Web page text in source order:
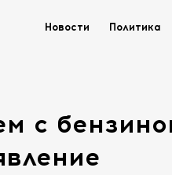
Новости Политика
с